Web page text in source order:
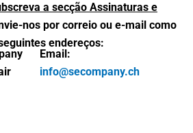
a secção Assinaturas e
nos por correio ou e-mail como
endereços:
Email:
info@secompany.ch